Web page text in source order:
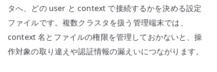
タへ、どの user と context で接続するかを決める設定
ファイルです。複数クラスタを扱う管理端末では、
context 名とファイルの権限を管理しておかないと、操
作対象の取り違えや認証情報の漏えいにつながります。